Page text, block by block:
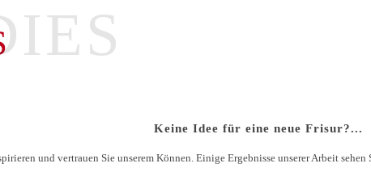
Keine Idee für eine neue Frisur?...
und vertrauen Sie unserem Können. Einige Ergebnisse unserer Arbeit sehen